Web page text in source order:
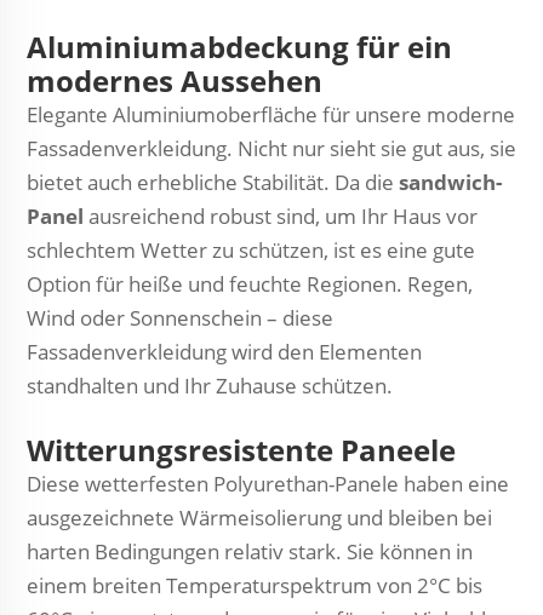
Aluminiumabdeckung für ein
modernes Aussehen
Elegante Aluminiumoberfläche für unsere moderne
Fassadenverkleidung. Nicht nur sieht sie gut aus, sie
bietet auch erhebliche Stabilität. Da die sandwich-
Panel ausreichend robust sind, um Ihr Haus vor
schlechtem Wetter zu schützen, ist es eine gute
Option für heiße und feuchte Regionen. Regen,
Wind oder Sonnenschein – diese
Fassadenverkleidung wird den Elementen
standhalten und Ihr Zuhause schützen.
Witterungsresistente Paneele
Diese wetterfesten Polyurethan-Panele haben eine
ausgezeichnete Wärmeisolierung und bleiben bei
harten Bedingungen relativ stark. Sie können in
einem breiten Temperaturspektrum von 2°C bis